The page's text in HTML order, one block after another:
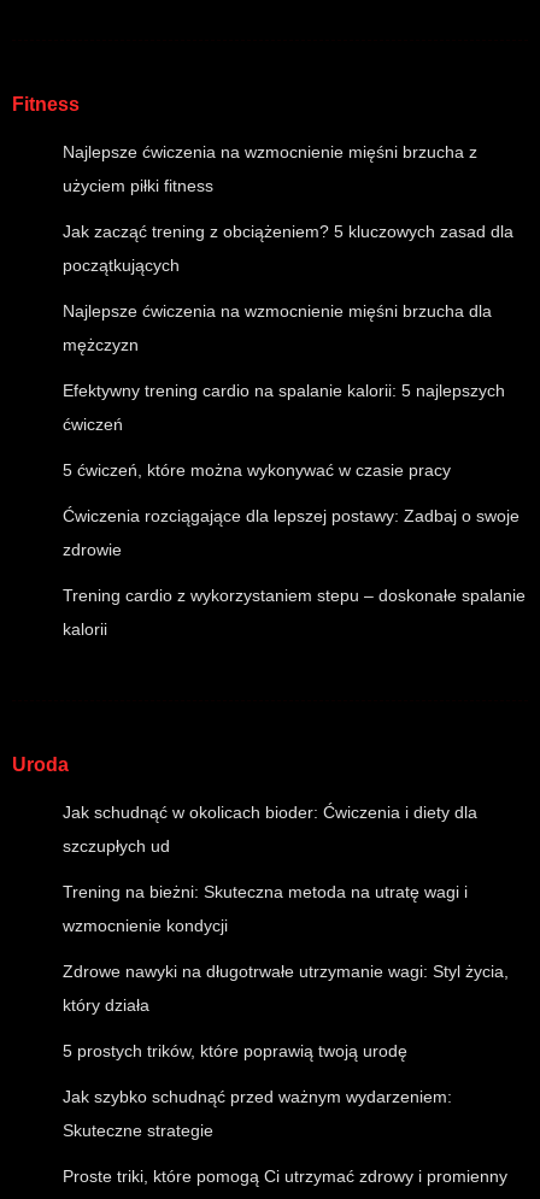
Fitness
Najlepsze ćwiczenia na wzmocnienie mięśni brzucha z
użyciem piłki fitness
Jak zacząć trening z obciążeniem? 5 kluczowych zasad dla
początkujących
Najlepsze ćwiczenia na wzmocnienie mięśni brzucha dla
mężczyzn
Efektywny trening cardio na spalanie kalorii: 5 najlepszych
ćwiczeń
5 ćwiczeń, które można wykonywać w czasie pracy
Ćwiczenia rozciągające dla lepszej postawy: Zadbaj o swoje
zdrowie
Trening cardio z wykorzystaniem stepu – doskonałe spalanie
kalorii
Uroda
Jak schudnąć w okolicach bioder: Ćwiczenia i diety dla
szczupłych ud
Trening na bieżni: Skuteczna metoda na utratę wagi i
wzmocnienie kondycji
Zdrowe nawyki na długotrwałe utrzymanie wagi: Styl życia,
który działa
5 prostych trików, które poprawią twoją urodę
Jak szybko schudnąć przed ważnym wydarzeniem:
Skuteczne strategie
Proste triki, które pomogą Ci utrzymać zdrowy i promienny